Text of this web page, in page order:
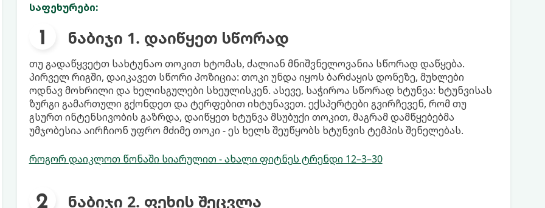
საფეხურები:
ნაბიჯი 1. დაიწყეთ სწორად
თუ გადაწყვეტთ სახტუნაო თოკით ხტომას, ძალიან მნიშვნელოვანია სწორად დაწყება.
პირველ რიგში, დაიკავეთ სწორი პოზიცია: თოკი უნდა იყოს ბარძაყის დონეზე, მუხლები
ოდნავ მოხრილი და ხელისგულები სხეულისკენ. ასევე, საჭიროა სწორად ხტუნვა: ხტუნვისას
ზურგი გამართული გქონდეთ და ტერფებით იხტუნავეთ. ექსპერტები გვირჩევენ, რომ თუ
გსურთ ინტენსივობის გაზრდა, დაიწყეთ ხტუნვა მსუბუქი თოკით, მაგრამ დამწყებებმა
უმჯობესია აირჩიონ უფრო მძიმე თოკი - ეს ხელს შეუწყობს ხტუნვის ტემპის შენელებას.
როგორ დაიკლოთ წონაში სიარულით - ახალი ფიტნეს ტრენდი 12–3–30
ნაბიჯი 2. ფეხის შეცვლა